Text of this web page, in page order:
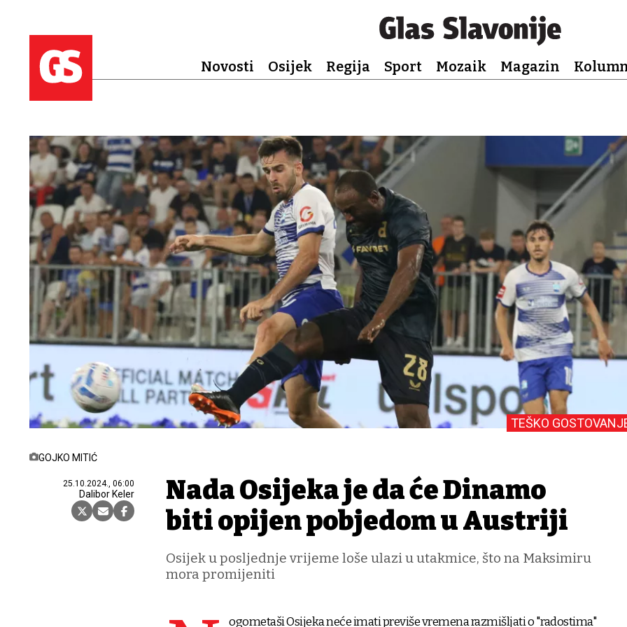
Novosti Osijek Regija Sport Mozaik Magazin
GOJKO MITIĆ
25.10.2024., 06:00
Dalibor Keler
TEŠKO
Nada Osijeka je da će Dinamo
biti opijen pobjedom u Austriji
Osijek u posljednje vrijeme loše ulazi u utakmice, što na Maksimiru
mora promijeniti
ogometaši Osijeka neće imati previše vremena razmišljati o "radostima"